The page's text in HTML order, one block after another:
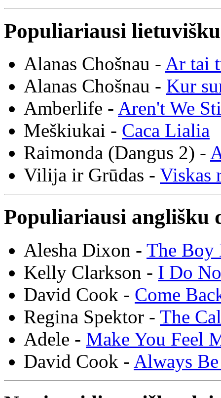
Populiariausi
Alanas Chošnau - Ar tai
Alanas Chošnau - Kur
Amberlife - Aren't We
Meškiukai - Caca Lialia
Raimonda (Dangus 2) -
Vilija ir Grūdas - Viskas
Populiariausi anglišku
Alesha Dixon - The Boy
Kelly Clarkson - I Do
David Cook - Come
Regina Spektor - The
Adele - Make You Feel
David Cook - Always